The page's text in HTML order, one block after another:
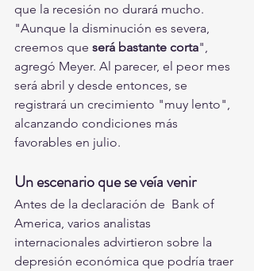
que la recesión no durará mucho.
"Aunque la disminución es severa,
creemos que será bastante corta",
agregó Meyer. Al parecer, el peor mes
será abril y desde entonces, se
registrará un crecimiento "muy lento",
alcanzando condiciones más
favorables en julio.
Un escenario que se veía venir
Antes de la declaración de  Bank of
America, varios analistas
internacionales advirtieron sobre la
depresión económica que podría traer